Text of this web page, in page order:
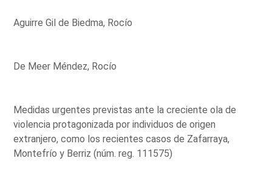
Aguirre Gil de Biedma, Rocío
De Meer Méndez, Rocío
Medidas urgentes previstas ante la creciente ola de
violencia protagonizada por individuos de origen
extranjero, como los recientes casos de Zafarraya,
Montefrío y Berriz (núm. reg. 111575)